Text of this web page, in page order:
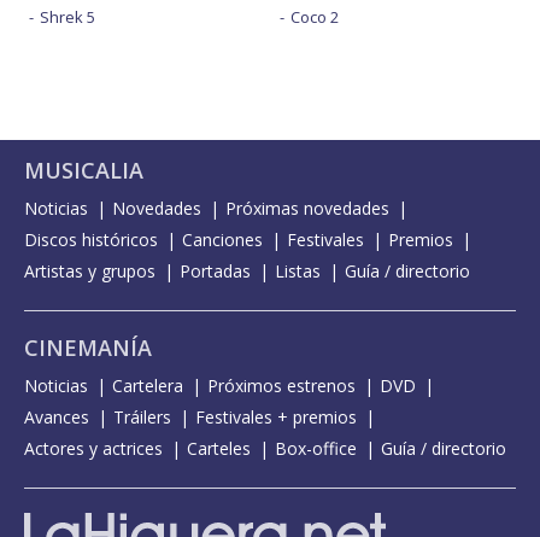
Shrek 5
Coco 2
MUSICALIA
Noticias Novedades
Próximas novedades
Discos históricos
Canciones Festivales
Premios
Artistas y grupos
Portadas Listas Guía / directorio
CINEMANÍA
Noticias Cartelera Próximos estrenos
DVD
Avances
Tráilers
Festivales + premios
Actores y actrices
Carteles Box-office Guía / directorio